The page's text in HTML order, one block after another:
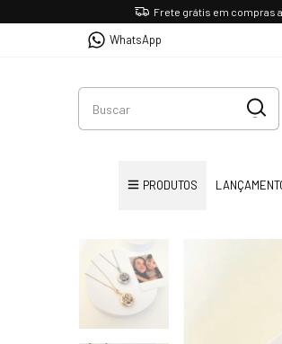
Frete grátis em compras
WhatsApp
PRODUTOS